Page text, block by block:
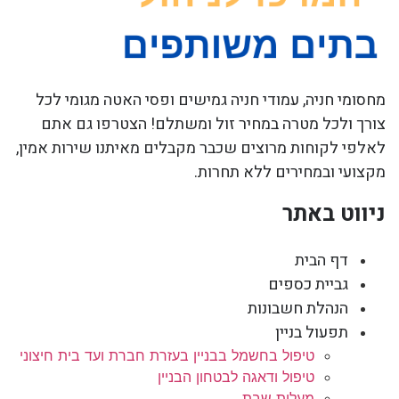
מחסומי חניה, עמודי חניה גמישים ופסי האטה מגומי לכל
צורך ולכל מטרה במחיר זול ומשתלם! הצטרפו גם אתם
לאלפי לקוחות מרוצים שכבר מקבלים מאיתנו שירות אמין,
מקצועי ובמחירים ללא תחרות.
ניווט באתר
דף הבית
גביית כספים
הנהלת חשבונות
תפעול בניין
טיפול בחשמל בבניין בעזרת חברת ועד בית חיצוני
טיפול ודאגה לבטחון הבניין